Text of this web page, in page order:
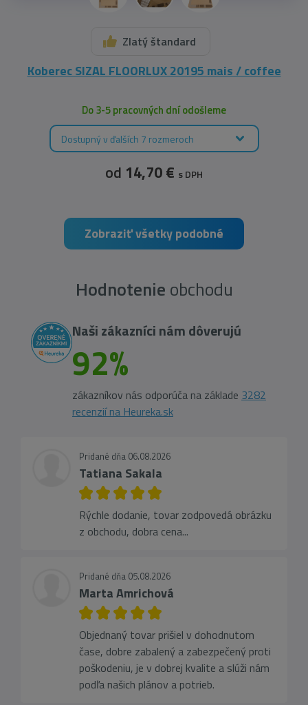
Zlatý štandard
Koberec SIZAL FLOORLUX 20195 mais / coffee
Do 3-5 pracovných dní odošleme
Dostupný v ďalších 7 rozmeroch
od 14,70 € s DPH
Zobraziť všetky podobné
Hodnotenie obchodu
Naši zákazníci nám dôverujú
92%
zákazníkov nás odporúča na základe 3282
recenzií na Heureka.sk
Pridané dňa 06.08.2026
Tatiana Sakala
Rýchle dodanie, tovar zodpovedá obrázku
z obchodu, dobra cena...
Pridané dňa 05.08.2026
Marta Amrichová
Objednaný tovar prišiel v dohodnutom
čase, dobre zabalený a zabezpečený proti
poškodeniu, je v dobrej kvalite a slúži nám
podľa našich plánov a potrieb.